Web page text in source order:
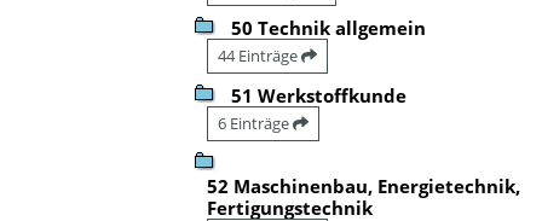
50 Technik allgemein
44 Einträge
51 Werkstoffkunde
6 Einträge
52 Maschinenbau, Energietechnik,
Fertigungstechnik